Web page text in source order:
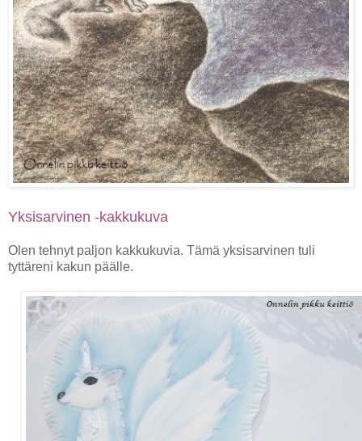
Yksisarvinen -kakkukuva
Olen tehnyt paljon kakkukuvia. Tämä yksisarvinen tuli
tyttäreni kakun päälle.